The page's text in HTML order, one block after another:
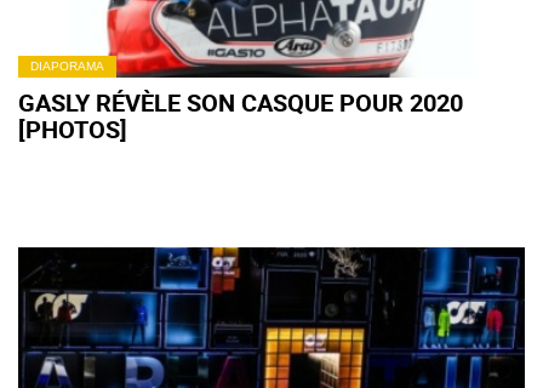
DIAPORAMA
GASLY RÉVÈLE SON CASQUE POUR 2020
[PHOTOS]